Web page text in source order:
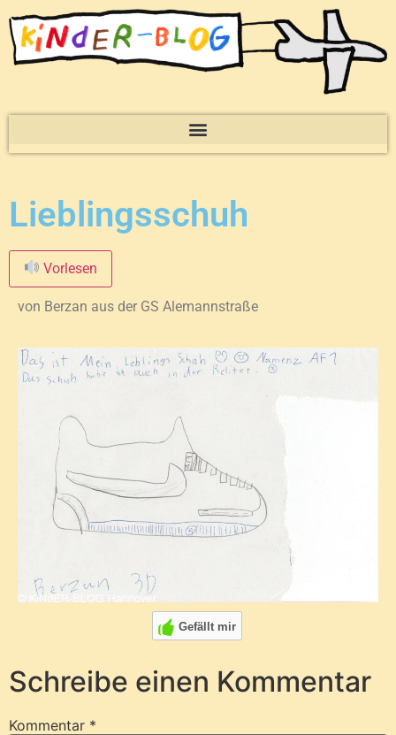
Lieblingsschuh
Vorlesen
von Berzan aus der GS Alemannstraße
Gefällt mir
Schreibe einen Kommentar
Kommentar *